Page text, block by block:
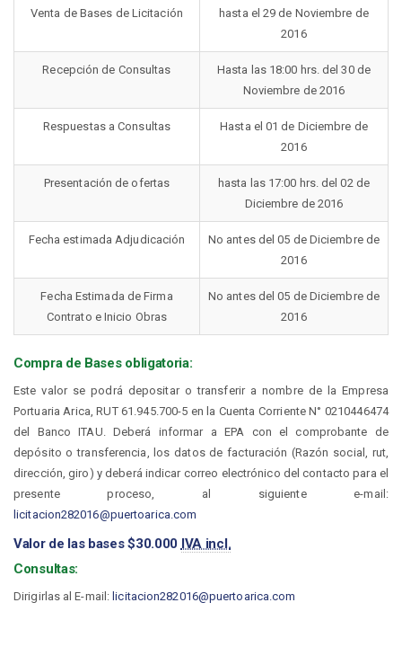
Venta de Bases de Licitación
hasta el 29 de Noviembre de
2016
Recepción de Consultas
Hasta las 18:00 hrs. del 30 de
Noviembre de 2016
Respuestas a Consultas
Hasta el 01 de Diciembre de
2016
Presentación de ofertas
hasta las 17:00 hrs. del 02 de
Diciembre de 2016
Fecha estimada Adjudicación
No antes del 05 de Diciembre de
2016
Fecha Estimada de Firma
Contrato e Inicio Obras
No antes del 05 de Diciembre de
2016
Compra de Bases obligatoria:
Este valor se podrá depositar o transferir a nombre de la Empresa
Portuaria Arica, RUT 61.945.700-5 en la Cuenta Corriente N° 0210446474
del Banco ITAU. Deberá informar a EPA con el comprobante de
depósito o transferencia, los datos de facturación (Razón social, rut,
dirección, giro) y deberá indicar correo electrónico del contacto para el
presente proceso, al siguiente e-mail:
licitacion282016@puertoarica.com
Valor de las bases $30.000 IVA incl.
Consultas:
Dirigirlas al E-mail: licitacion282016@puertoarica.com